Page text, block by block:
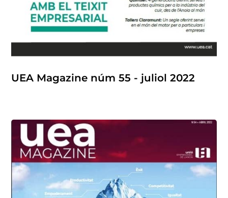
UEA Magazine núm 55 - juliol 2022